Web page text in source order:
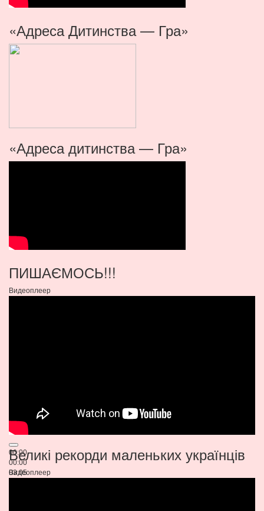
«Адреса Дитинства — Гра»
«Адреса дитинства — Гра»
ПИШАЄМОСЬ!!!
Видеоплеер
00:00
00:00
03:05
Великі рекорди маленьких українців
Видеоплеер